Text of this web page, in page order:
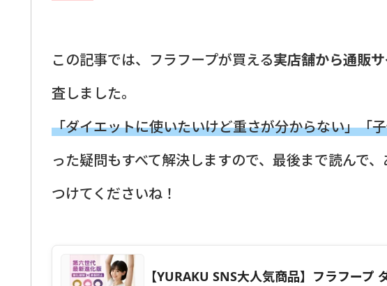
この記事では、フラフープが買える実店舗から通販
査しました。
「ダイエットに使いたいけど重さが分からない」「
った疑問もすべて解決しますので、最後まで読んで
つけてくださいね！
【YURAKU SNS大人気商品】フラフー